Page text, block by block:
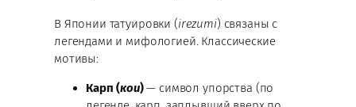
В Японии татуировки (irezumi) связаны с
легендами и мифологией. Классические
мотивы:
Карп (кои)— символ упорства (по